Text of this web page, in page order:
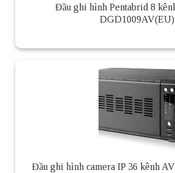
Đầu ghi hình Pentabrid 8
DGD1009AV(EU)
Đầu ghi hình camera IP 36 kênh